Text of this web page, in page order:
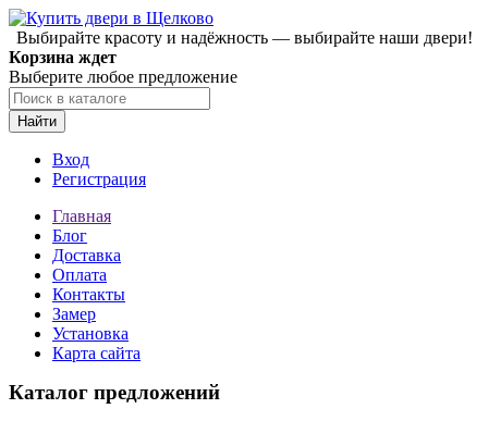
Выбирайте красоту и надёжность — выбирайте наши двери!
Корзина ждет
Выберите любое предложение
Найти
Вход
Регистрация
Главная
Блог
Доставка
Оплата
Контакты
Замер
Установка
Карта сайта
Каталог предложений